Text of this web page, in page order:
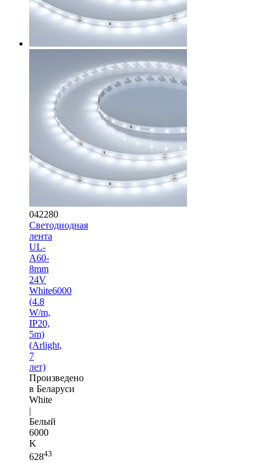
042280
Светодиодная
лента
UL-
A60-
8mm
24V
White6000
(4.8
W/m,
IP20,
5m)
(Arlight,
7
лет)
Произведено
в Беларуси
White
|
Белый
6000
K
62843